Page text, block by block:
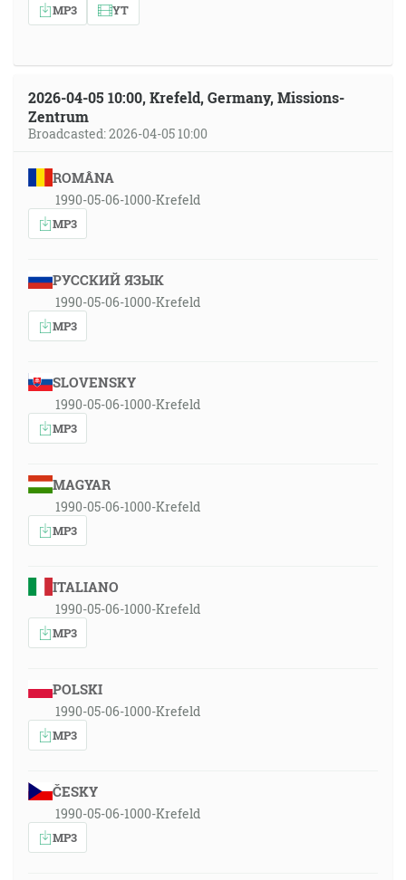
MP3 YT
2026-04-05 10:00, Krefeld, Germany, Missions-
Zentrum
Broadcasted: 2026-04-05 10:00
ROMÂNA
1990-05-06-1000-Krefeld
MP3
РУССКИЙ ЯЗЫК
1990-05-06-1000-Krefeld
MP3
SLOVENSKY
1990-05-06-1000-Krefeld
MP3
MAGYAR
1990-05-06-1000-Krefeld
MP3
ITALIANO
1990-05-06-1000-Krefeld
MP3
POLSKI
1990-05-06-1000-Krefeld
MP3
ČESKY
1990-05-06-1000-Krefeld
MP3